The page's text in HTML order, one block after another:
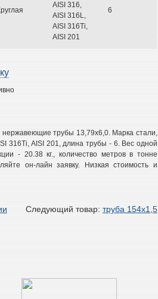
AISI 316,
AISI 316L,
AISI 316Ti,
AISI 201
6
нержавеющие трубы 13,79х6,0. Марка стали,
316Ti, AISI 201, длина трубы - 6. Вес одной
- 20.38 кг., количество метров в тонне
он-лайн заявку. Низкая стоимость и
Следующий товар: труба 154х1,5